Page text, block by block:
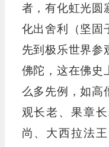
者，有化虹光圆
化出舍利（坚固
先到极乐世界参
佛陀，这在佛史
么多先例，如高
观长老、果章
尚、大西拉法